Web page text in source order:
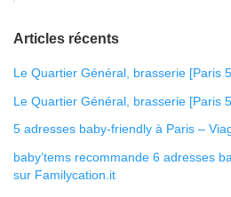
Articles récents
Le Quartier Général, brasserie [Paris
Le Quartier Général, brasserie [Paris
5 adresses baby-friendly à Paris –
baby’tems recommande 6 adresses
sur Familycation.it